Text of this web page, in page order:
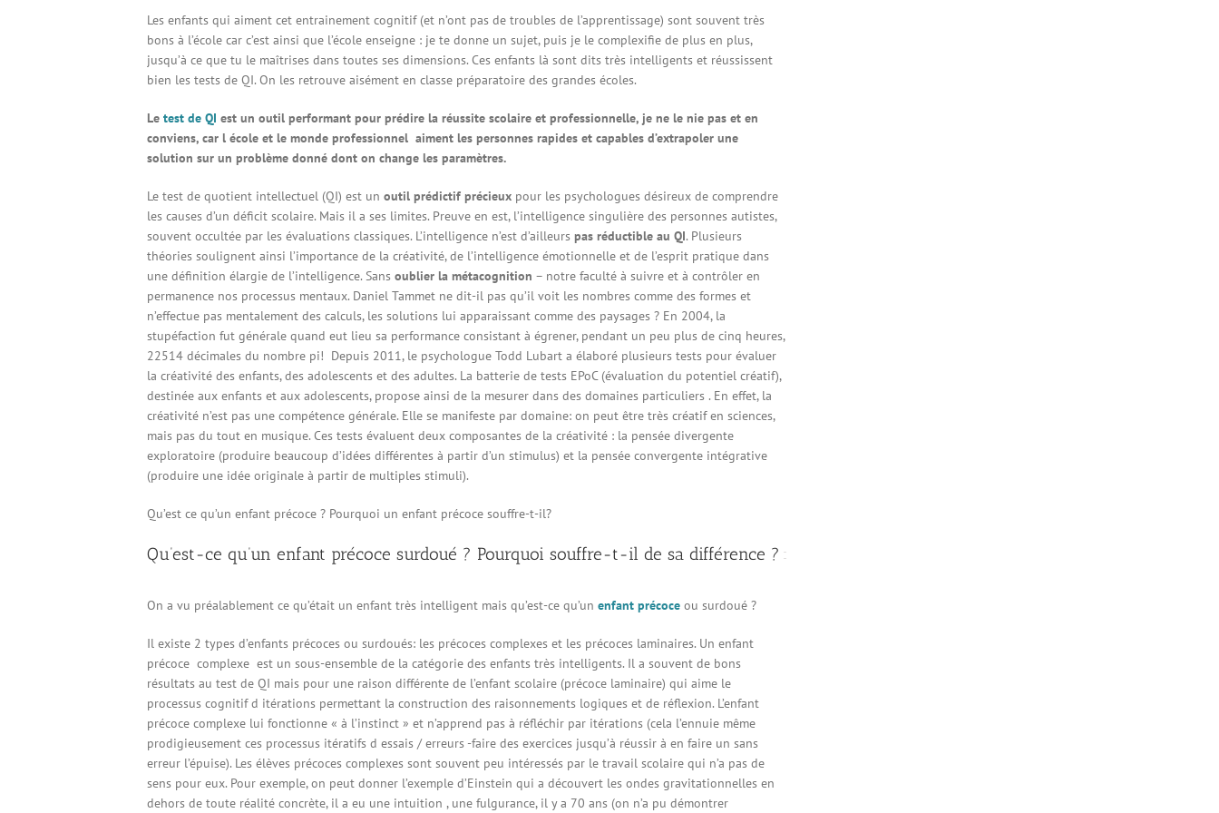
Les enfants qui aiment cet entrainement cognitif (et n’ont pas de troubles de l’apprentissage) sont souvent très
bons à l’école car c’est ainsi que l’école enseigne : je te donne un sujet, puis je le complexifie de plus en plus,
jusqu’à ce que tu le maîtrises dans toutes ses dimensions. Ces enfants là sont dits très intelligents et réussissent
bien les tests de QI. On les retrouve aisément en classe préparatoire des grandes écoles.
Le test de QI est un outil performant pour prédire la réussite scolaire et professionnelle, je ne le nie pas et en
conviens, car l école et le monde professionnel aiment les personnes rapides et capables d’extrapoler une
solution sur un problème donné dont on change les paramètres.
Le test de quotient intellectuel (QI) est un outil prédictif précieux pour les psychologues désireux de comprendre
les causes d’un déficit scolaire. Mais il a ses limites. Preuve en est, l’intelligence singulière des personnes autistes,
souvent occultée par les évaluations classiques. L’intelligence n’est d’ailleurs pas réductible au QI. Plusieurs
théories soulignent ainsi l’importance de la créativité, de l’intelligence émotionnelle et de l’esprit pratique dans
une définition élargie de l’intelligence. Sans oublier la métacognition – notre faculté à suivre et à contrôler en
permanence nos processus mentaux. Daniel Tammet ne dit-il pas qu’il voit les nombres comme des formes et
n’effectue pas mentalement des calculs, les solutions lui apparaissant comme des paysages ? En 2004, la
stupéfaction fut générale quand eut lieu sa performance consistant à égrener, pendant un peu plus de cinq heures,
22514 décimales du nombre pi! Depuis 2011, le psychologue Todd Lubart a élaboré plusieurs tests pour évaluer
la créativité des enfants, des adolescents et des adultes. La batterie de tests EPoC (évaluation du potentiel créatif),
destinée aux enfants et aux adolescents, propose ainsi de la mesurer dans des domaines particuliers . En effet, la
créativité n’est pas une compétence générale. Elle se manifeste par domaine: on peut être très créatif en sciences,
mais pas du tout en musique. Ces tests évaluent deux composantes de la créativité : la pensée divergente
exploratoire (produire beaucoup d’idées différentes à partir d’un stimulus) et la pensée convergente intégrative
(produire une idée originale à partir de multiples stimuli).
Qu’est ce qu’un enfant précoce ? Pourquoi un enfant précoce souffre-t-il?
Qu’est-ce qu’un enfant précoce surdoué ? Pourquoi souffre-t-il de sa différence ?
On a vu préalablement ce qu’était un enfant très intelligent mais qu’est-ce qu’un enfant précoce ou surdoué ?
Il existe 2 types d’enfants précoces ou surdoués: les précoces complexes et les précoces laminaires. Un enfant
précoce complexe est un sous-ensemble de la catégorie des enfants très intelligents. Il a souvent de bons
résultats au test de QI mais pour une raison différente de l’enfant scolaire (précoce laminaire) qui aime le
processus cognitif d itérations permettant la construction des raisonnements logiques et de réflexion. L’enfant
précoce complexe lui fonctionne « à l’instinct » et n’apprend pas à réfléchir par itérations (cela l’ennuie même
prodigieusement ces processus itératifs d essais / erreurs -faire des exercices jusqu’à réussir à en faire un sans
erreur l’épuise). Les élèves précoces complexes sont souvent peu intéressés par le travail scolaire qui n’a pas de
sens pour eux. Pour exemple, on peut donner l’exemple d’Einstein qui a découvert les ondes gravitationnelles en
dehors de toute réalité concrète, il a eu une intuition , une fulgurance, il y a 70 ans (on n’a pu démontrer